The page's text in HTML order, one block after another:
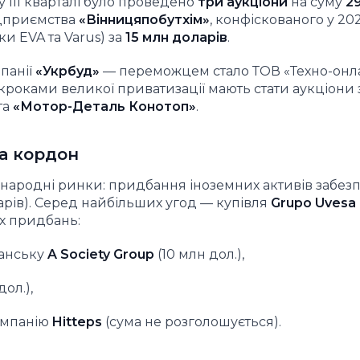
«Вінницяпобутхім», конфіскованого у
EVA та Varus) за 15 млн доларів.
«Укрбуд» — переможцем стало ТОВ «Техно-
великої приватизації мають стати аукціони
«Мотор-Деталь Конотоп».
кордон
ринки: придбання іноземних активів
Серед найбільших угод — купівля Grupo Uvesa
придбань:
A Society Group (10 млн дол.),
Hitteps (сума не розголошується).